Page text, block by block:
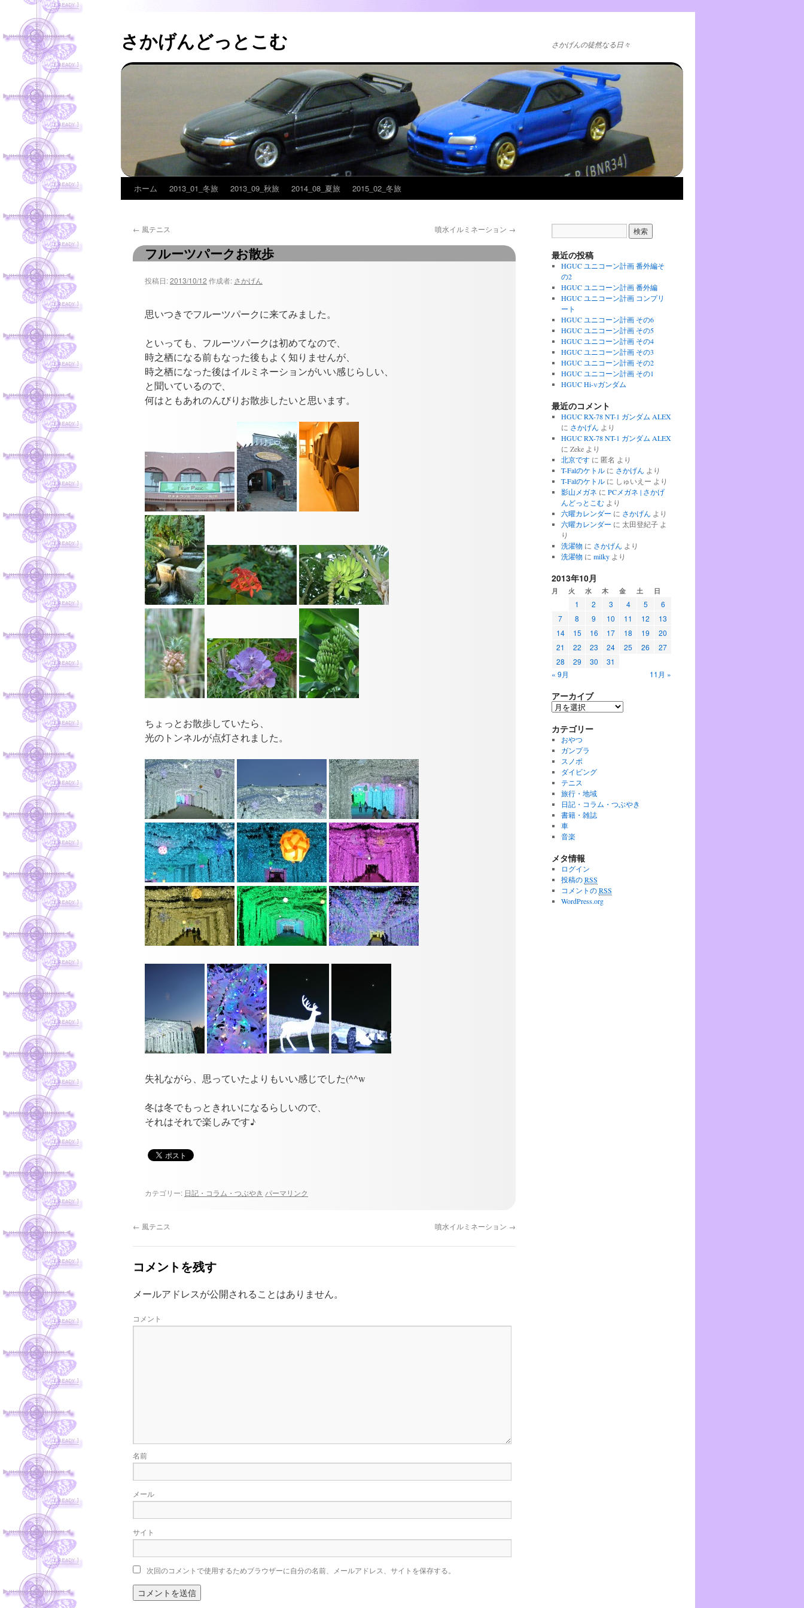
さかげんどっとこむ さかげんの徒然なる日々
テ
ン
ホーム 2013_01_冬旅 2013_09_秋旅 2014_08_夏旅 2015_02_冬旅
← 風テニス 噴水イルミネーション →
フルーツパークお散歩
投稿日:2013/10/12 作成者: さかげん
思いつきでフルーツパークに来てみました。
といっても、フルーツパークは初めてなので、
時之栖になる前もなった後もよく知りませんが、
時之栖になった後はイルミネーションがいい感じらしい、
と聞いているので、
何はともあれのんびりお散歩したいと思います。
ちょっとお散歩していたら、
光のトンネルが点灯されました。
失礼ながら、思っていたよりもいい感じでした(^^w
冬は冬でもっときれいになるらしいので、
それはそれで楽しみです♪
カテゴリー: 日記・コラム・つぶやき パーマリンク
← 風テニス 噴水イルミネーション →
コメントを残す
メールアドレスが公開されることはありません。
コメント
名前
メール
サイト
次回のコメントで使用するためブラウザーに自分の名前、メールアドレス、サイトを保存する。
最近の投稿
HGUC ユニコーン計画 番外編そ
の2
HGUC ユニコーン計画 番外編
HGUC ユニコーン計画 コンプリ
ート
HGUC ユニコーン計画 その6
HGUC ユニコーン計画 その5
HGUC ユニコーン計画 その4
HGUC ユニコーン計画 その3
HGUC ユニコーン計画 その2
HGUC ユニコーン計画 その1
HGUC Hi-νガンダム
最近のコメント
HGUC RX-78 NT-1 ガンダム ALEX
に さかげん より
HGUC RX-78 NT-1 ガンダム ALEX
に Zekeより
北京ですに 匿名 より
T-Falのケトルに さかげん より
T-Falのケトルに しゅいえー より
影山メガネ に PCメガネ | さかげ
んどっとこむより
六曜カレンダー に さかげん より
六曜カレンダー に 太田登紀子よ
り
洗濯物 に さかげん より
洗濯物 に milkyより
2013年10月
月 火 水 木 金 土 日
« 9月 11月 »
1 2 3 4 5
6
7
8 9 10 11 12
13
14
15 16 17 18 19
20
21
22 23 24 25 26
27
28
29 30 31
アーカイブ
ア
カ
イ
ブ
カテゴリー
おやつ
ガンプラ
スノボ
ダイビング
テニス
旅行・地域
日記・コラム・つぶやき
書籍・雑誌
車
音楽
メタ情報
ログイン
投稿のRSS
コメントのRSS
WordPress.org